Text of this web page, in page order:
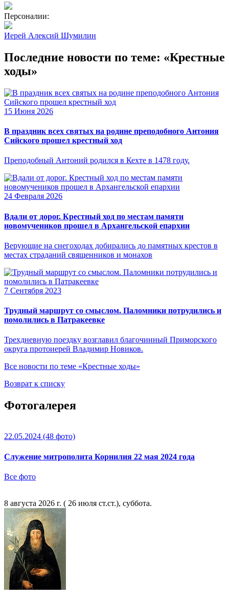
Персоналии:
Иерей Алексий Шумилин
Последние новости по теме: «Крестные
ходы»
15 Июня 2026
В праздник всех святых на родине преподобного Антония
Сийского прошел крестный ход
Преподобный Антоний родился в Кехте в 1478 году.
24 Февраля 2026
Вдали от дорог. Крестный ход по местам памяти
новомучеников прошел в Архангельской епархии
Верующие на снегоходах добирались до памятных крестов в
местах страданий священников и монахов
7 Сентября 2023
Трудный маршрут со смыслом. Паломники потрудились и
помолились в Патракеевке
Трехдневную поездку возглавил благочинный Приморского
округа протоиерей Владимир Новиков.
Все новости по теме «Крестные ходы»
Возврат к списку
Фотогалерея
22.05.2024 (48 фото)
Служение митрополита Корнилия 22 мая 2024 года
Все фото
8 августа 2026 г. ( 26 июля ст.ст.), суббота.